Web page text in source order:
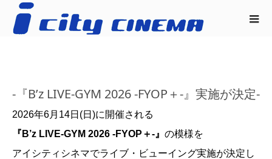
-『B’z LIVE-GYM 2026 -FYOP＋-』実施が決定-
2026年6月14日(日)に開催される
『B’z LIVE-GYM 2026 -FYOP＋-』 の模様を
アイシティシネマでライブ・ビューイング実施が決定し